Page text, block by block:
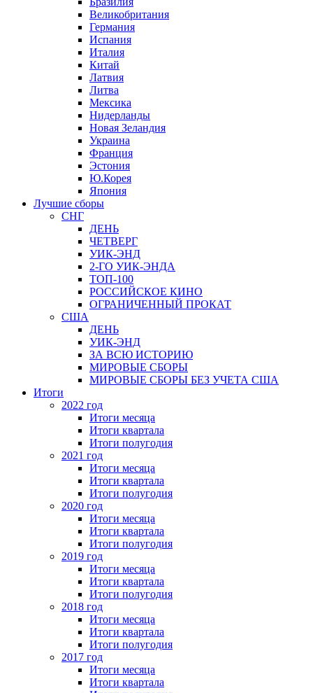
Великобритания
Германия
Испания
Италия
Китай
Латвия
Литва
Мексика
Нидерланды
Новая Зеландия
Украина
Франция
Эстония
Ю.Корея
Япония
Лучшие сборы
СНГ
ДЕНЬ
ЧЕТВЕРГ
УИК-ЭНД
2-ГО УИК-ЭНДА
ТОП-100
РОССИЙСКОЕ КИНО
ОГРАНИЧЕННЫЙ ПРОКАТ
США
ДЕНЬ
УИК-ЭНД
ЗА ВСЮ ИСТОРИЮ
МИРОВЫЕ СБОРЫ
МИРОВЫЕ СБОРЫ БЕЗ УЧЕТА США
Итоги
2022 год
Итоги месяца
Итоги квартала
Итоги полугодия
2021 год
Итоги месяца
Итоги квартала
Итоги полугодия
2020 год
Итоги месяца
Итоги квартала
Итоги полугодия
2019 год
Итоги месяца
Итоги квартала
Итоги полугодия
2018 год
Итоги месяца
Итоги квартала
Итоги полугодия
2017 год
Итоги месяца
Итоги квартала